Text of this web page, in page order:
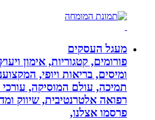
מעגל העסקים
פורומים, קטגוריות, אימון ויעוץ,
ומיסים, בריאות ויופי, המקצוענים,
תמיכה, עולם המוסיקה, עורכי דין,
רפואה אלטרנטיבית, שיווק ומדיה,
פרסמו אצלנו,